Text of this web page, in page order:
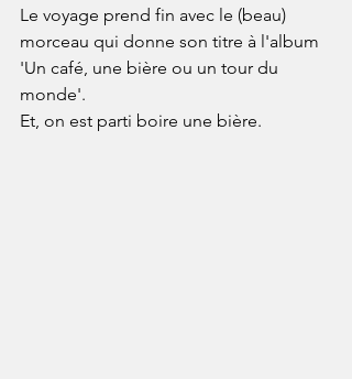
Le voyage prend fin avec le (beau)
morceau qui donne son titre à l'album
'Un café, une bière ou un tour du
monde'.
Et, on est parti boire une bière.